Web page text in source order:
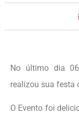
No último dia 06
realizou sua festa
O Evento foi